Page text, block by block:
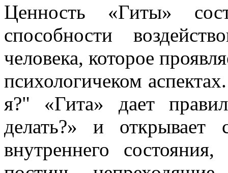
Ценность «Гиты»
способности
человека, которое
психологичеком
я?" «Гита» дает
делать?» и открывает
внутреннего